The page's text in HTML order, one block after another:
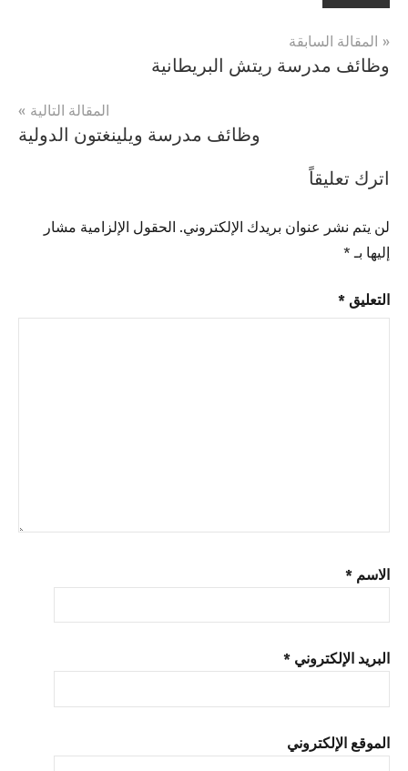
تصفّح
المقالات
المقالة السابقة
وظائف مدرسة ريتش البريطانية
المقالة التالية
وظائف مدرسة ويلينغتون الدولية
اترك تعليقاً
لن يتم نشر عنوان بريدك الإلكتروني. الحقول الإلزامية مشار
إليها بـ *
التعليق *
الاسم *
البريد الإلكتروني *
الموقع الإلكتروني